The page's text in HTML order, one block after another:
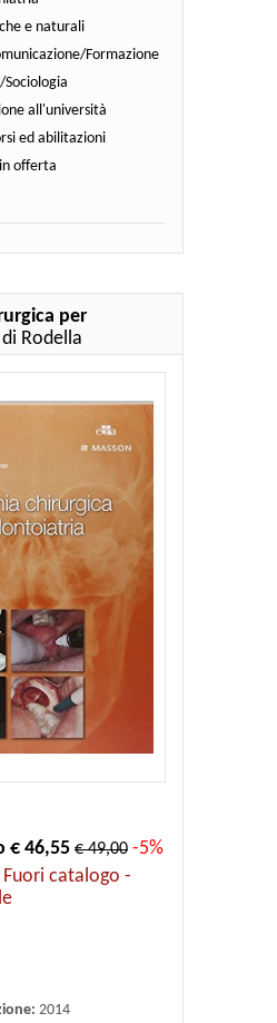
e naturali
Formazione
all'università
ed abilitazioni
offerta
per
di Rodella
€ 46,55 € 49,00 -5%
Fuori catalogo -
2014